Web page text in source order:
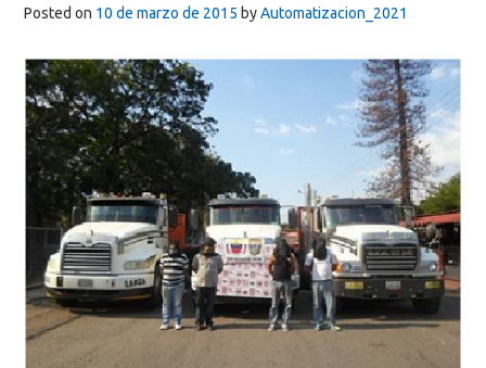
Posted on 10 de marzo de 2015 byAutomatizacion_2021